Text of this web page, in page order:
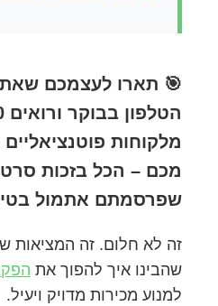
🎯 תארו לעצמכם
מלקוחות
שפרסמתם אתמול
זה לא חלום. זה המציאות
שהבינו איך להפוך את
למנוע מכירות מדויק ויעיל.